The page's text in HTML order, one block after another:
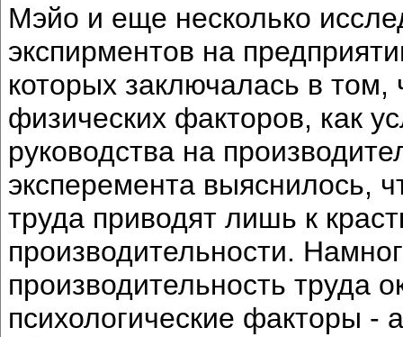
Мэйо и еще несколько
экспирментов на
которых заключалась в
физических факторов, как
руководства на
эксперемента выяснилось,
труда приводят лишь к
производительности.
производительность труда
психологические факторы -